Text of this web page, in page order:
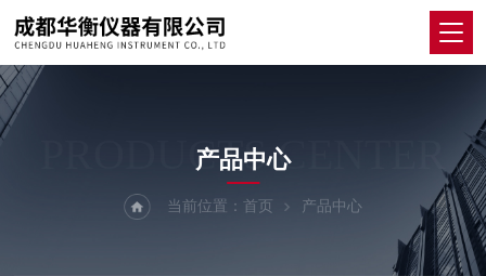
PRODUCTS CENTER
产品中心
当前位置： 首页 产品中心